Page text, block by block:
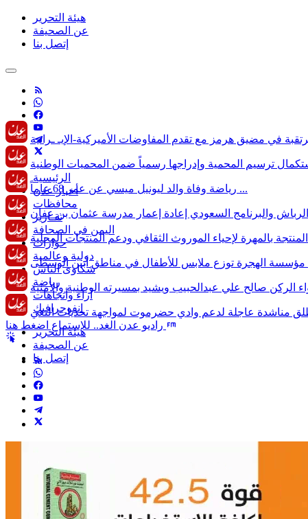
هيئة التحرير
عن الصحيفة
إتصل بنا
الرئيسية
أخبار عدن
محافظات
تقـارير
اليمن في الصحافة
حوارات
دولية وعالمية
شكاوى الناس
رياضة
آراء وأتجاهات
انفوجرافيك
هيئة التحرير
عن الصحيفة
إتصل بنا
رياضة وفاة والد ليونيل ميسي عن عمر 68 عاماً ...